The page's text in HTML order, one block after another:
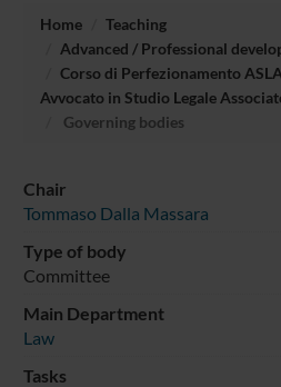
Home
Teaching
Advanced / Professional
Corso di Perfezionamento
Avvocato in Studio Legale
Governing bodies
Chair
Tommaso Dalla Massara
Type of body
Committee
Main Department
Law
Tasks